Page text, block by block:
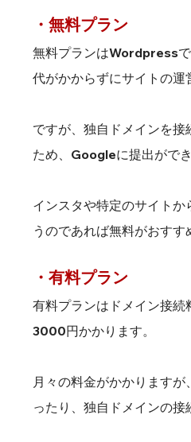
・無料プラン
無料プランはWordpress
代がかからずにサイトの運
ですが、独自ドメインを接
ため、Googleに提出ができ
インスタや特定のサイトか
うのであれば無料がおすす
・有料プラン
有料プランはドメイン接
3000円かかります。
月々の料金がかかります
ったり、独自ドメインの接